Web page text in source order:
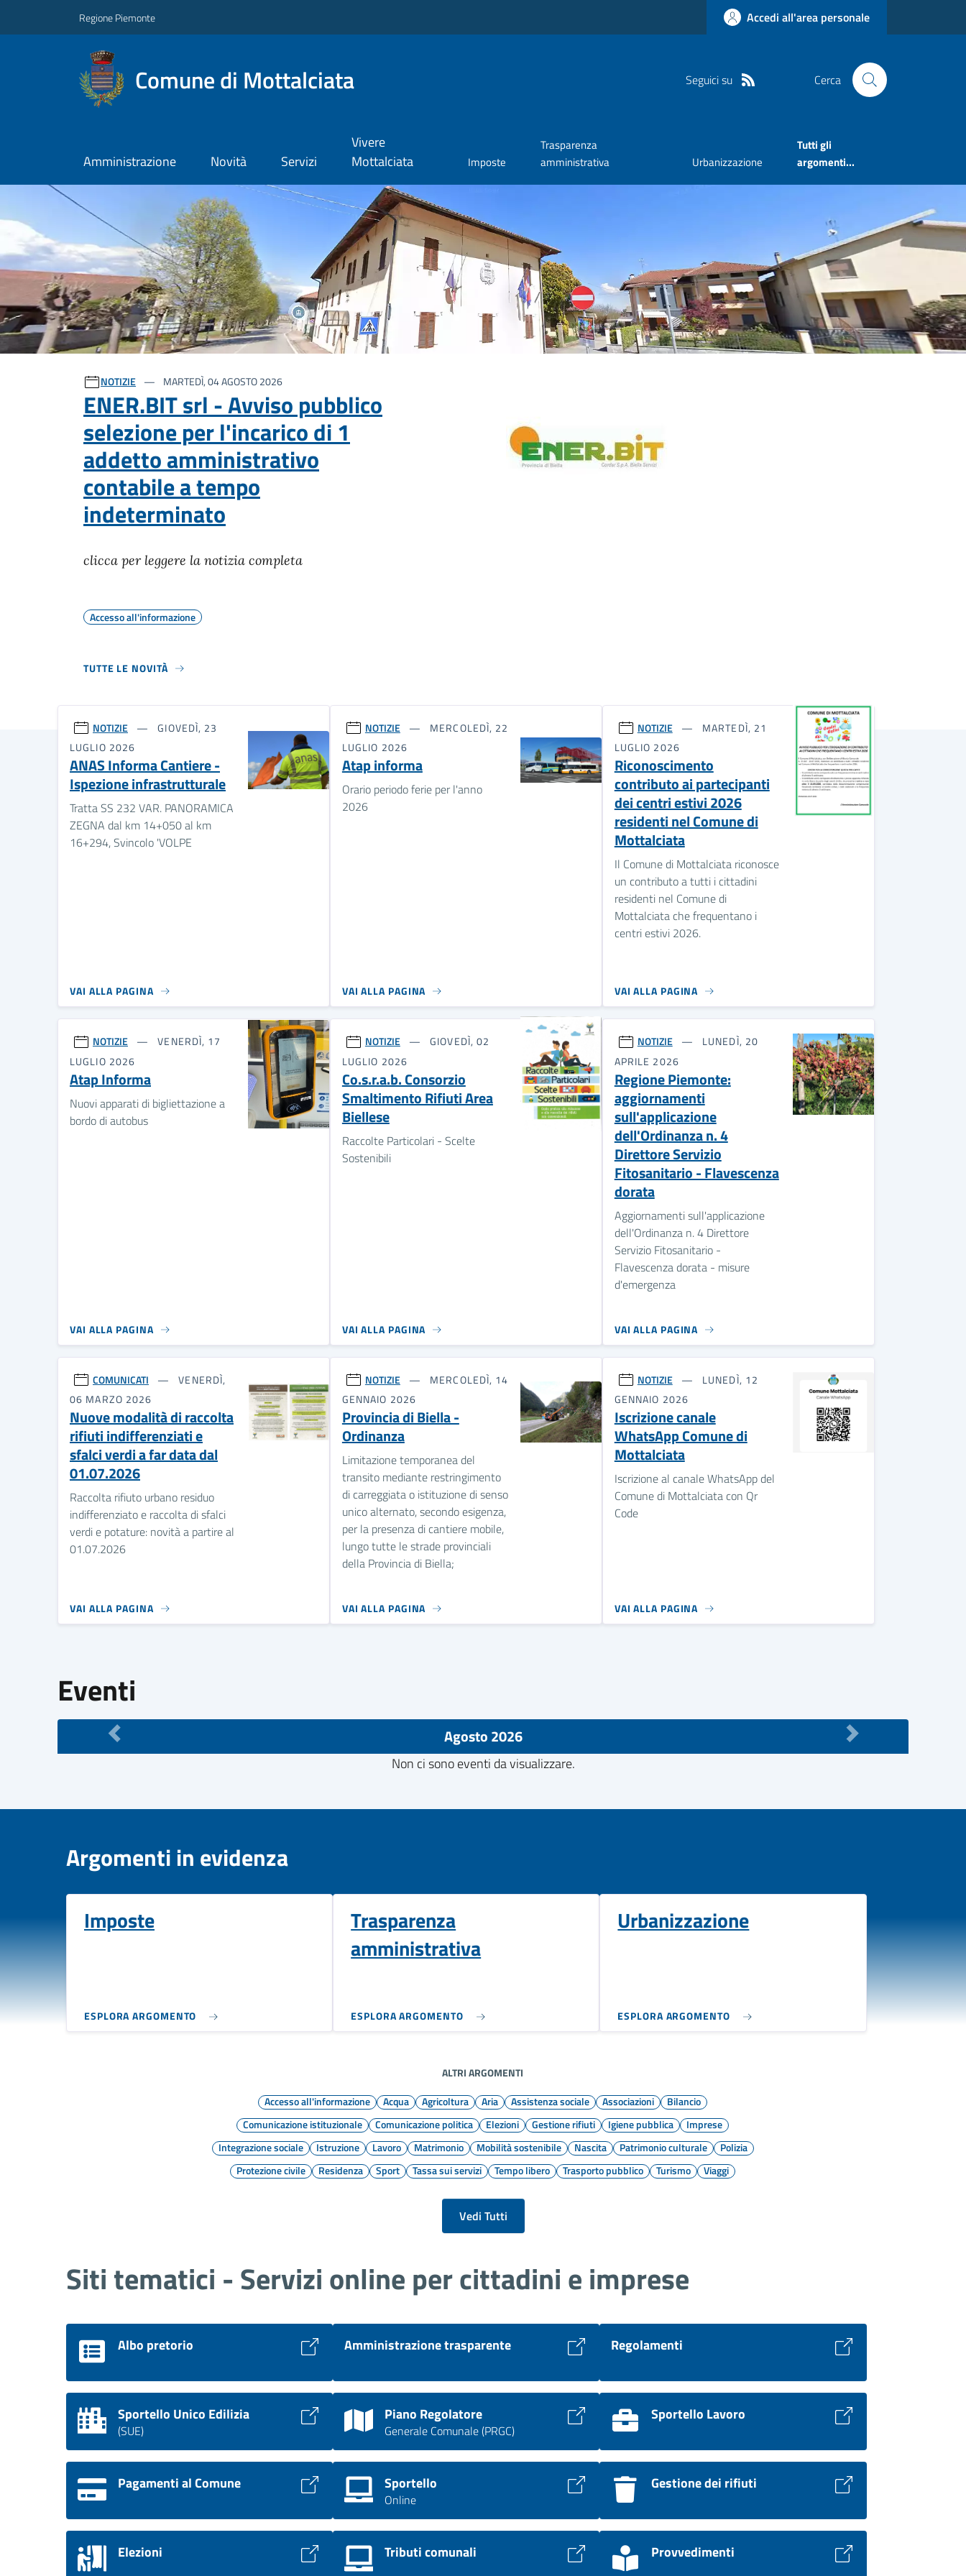
Regione Piemonte Accedi all'area personale
Comune di Mottalciata Seguici su Cerca
Amministrazione Novità Servizi
Vivere
Mottalciata
Imposte
Trasparenza
amministrativa
Urbanizzazione
Tutti gli
argomenti...
Ultime notizie
NOTIZIE MARTEDÌ, 04 AGOSTO 2026
ENER.BIT srl - Avviso pubblico
selezione per l'incarico di 1
addetto amministrativo
contabile a tempo
indeterminato
clicca per leggere la notizia completa
Accesso all'informazione
TUTTE LE NOVITÀ
NOTIZIE
GIOVEDÌ, 23
LUGLIO 2026
ANAS Informa Cantiere -
Ispezione infrastrutturale
Tratta SS 232 VAR. PANORAMICA
ZEGNA dal km 14+050 al km
16+294, Svincolo 'VOLPE
VAI ALLA PAGINA
NOTIZIE
MERCOLEDÌ, 22
LUGLIO 2026
Atap informa
Orario periodo ferie per l'anno
2026
VAI ALLA PAGINA
NOTIZIE
MARTEDÌ, 21
LUGLIO 2026
Riconoscimento
contributo ai partecipanti
dei centri estivi 2026
residenti nel Comune di
Mottalciata
Il Comune di Mottalciata riconosce
un contributo a tutti i cittadini
residenti nel Comune di
Mottalciata che frequentano i
centri estivi 2026.
VAI ALLA PAGINA
NOTIZIE
VENERDÌ, 17
LUGLIO 2026
Atap Informa
Nuovi apparati di bigliettazione a
bordo di autobus
VAI ALLA PAGINA
NOTIZIE
GIOVEDÌ, 02
LUGLIO 2026
Co.s.r.a.b. Consorzio
Smaltimento Rifiuti Area
Biellese
Raccolte Particolari - Scelte
Sostenibili
VAI ALLA PAGINA
NOTIZIE
LUNEDÌ, 20
APRILE 2026
Regione Piemonte:
aggiornamenti
sull'applicazione
dell'Ordinanza n. 4
Direttore Servizio
Fitosanitario - Flavescenza
dorata
Aggiornamenti sull'applicazione
dell'Ordinanza n. 4 Direttore
Servizio Fitosanitario -
Flavescenza dorata - misure
d'emergenza
VAI ALLA PAGINA
COMUNICATI
VENERDÌ,
06 MARZO 2026
Nuove modalità di raccolta
rifiuti indifferenziati e
sfalci verdi a far data dal
01.07.2026
Raccolta rifiuto urbano residuo
indifferenziato e raccolta di sfalci
verdi e potature: novità a partire al
01.07.2026
VAI ALLA PAGINA
NOTIZIE
MERCOLEDÌ, 14
GENNAIO 2026
Provincia di Biella -
Ordinanza
Limitazione temporanea del
transito mediante restringimento
di carreggiata o istituzione di senso
unico alternato, secondo esigenza,
per la presenza di cantiere mobile,
lungo tutte le strade provinciali
della Provincia di Biella;
VAI ALLA PAGINA
NOTIZIE
LUNEDÌ, 12
GENNAIO 2026
Iscrizione canale
WhatsApp Comune di
Mottalciata
Iscrizione al canale WhatsApp del
Comune di Mottalciata con Qr
Code
VAI ALLA PAGINA
Eventi
Agosto 2026
Non ci sono eventi da visualizzare.
Argomenti in evidenza
Imposte
ESPLORA ARGOMENTO
Trasparenza
amministrativa
ESPLORA ARGOMENTO
Urbanizzazione
ESPLORA ARGOMENTO
ALTRI ARGOMENTI
Accesso all'informazione
Acqua Agricoltura Aria Assistenza sociale Associazioni
Bilancio
Comunicazione istituzionale
Comunicazione politica Elezioni Gestione rifiuti Igiene pubblica
Imprese
Integrazione sociale
Istruzione Lavoro Matrimonio Mobilità sostenibile Nascita Patrimonio culturale
Polizia
Protezione civile
Residenza Sport Tassa sui servizi Tempo libero Trasporto pubblico Turismo Viaggi
Vedi Tutti
Siti tematici - Servizi online per cittadini e imprese
Albo pretorio Amministrazione trasparente Regolamenti
Sportello Unico Edilizia
(SUE)
Piano Regolatore
Generale Comunale (PRGC)
Sportello Lavoro
Pagamenti al Comune Sportello
Online
Gestione dei rifiuti
Elezioni Tributi comunali Provvedimenti